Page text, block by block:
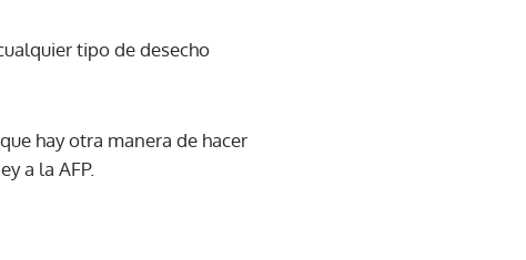
tipo de desecho
hay otra manera de hacer
a la AFP.